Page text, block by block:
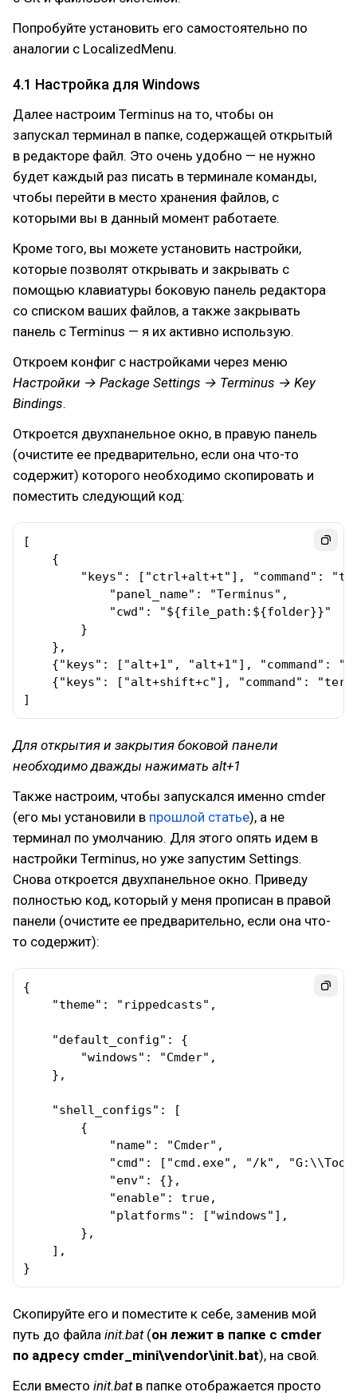
Попробуйте установить его самостоятельно по
аналогии с LocalizedMenu.
4.1 Настройка для Windows
Далее настроим Terminus на то, чтобы он
запускал терминал в папке, содержащей открытый
в редакторе файл. Это очень удобно — не нужно
будет каждый раз писать в терминале команды,
чтобы перейти в место хранения файлов, с
которыми вы в данный момент работаете.
Кроме того, вы можете установить настройки,
которые позволят открывать и закрывать с
помощью клавиатуры боковую панель редактора
со списком ваших файлов, а также закрывать
панель с Terminus — я их активно использую.
Откроем конфиг с настройками через меню
Настройки → Package Settings → Terminus → Key
Bindings.
Откроется двухпанельное окно, в правую панель
(очистите ее предварительно, если она что-то
содержит) которого необходимо скопировать и
поместить следующий код:
[
    {
"keys": ["ctrl+alt+t"], "command":
            "panel_name": "Terminus",
            "cwd": "${file_path:${folder}}"
        }
    },
{"keys": ["alt+1", "alt+1"], "command":
{"keys": ["alt+shift+c"], "command":
]
Для открытия и закрытия боковой панели
необходимо дважды нажимать alt+1
Также настроим, чтобы запускался именно cmder
(его мы установили в прошлой статье), а не
терминал по умолчанию. Для этого опять идем в
настройки Terminus, но уже запустим Settings.
Снова откроется двухпанельное окно. Приведу
полностью код, который у меня прописан в правой
панели (очистите ее предварительно, если она что-
то содержит):
{
    "theme": "rippedcasts",
    "default_config": {
        "windows": "Cmder",
    },
    "shell_configs": [
        {
            "name": "Cmder",
"cmd": ["cmd.exe", "/k",
            "env": {},
            "enable": true,
            "platforms": ["windows"],
        },
    ],
}
Скопируйте его и поместите к себе, заменив мой
путь до файла init.bat(он лежит в папке с cmder
по адресу cmder_mini\vendor\init.bat), на свой.
Если вместо init.batв папке отображается просто